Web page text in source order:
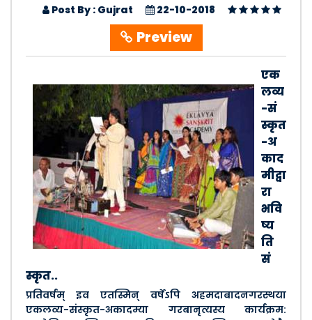
Post By : Gujrat
22-10-2018
Preview
एक
लव्य
-सं
स्कृत
-अ
काद
मीद्वा
रा
भवि
ष्य
ति
सं
स्कृत..
प्रतिवर्षम् इव एतस्मिन् वर्षेऽपि अहमदाबादनगरस्थया
एकलव्य-संस्कृत-अकादम्या गरबानृत्यस्य कार्यक्रम: